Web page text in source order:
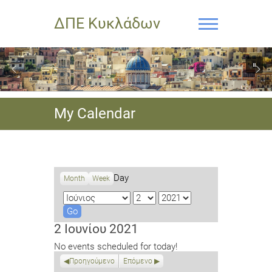
ΔΠΕ Κυκλάδων
My Calendar
Month Week Day
M
o
n
h
D
y
Y
a
2 Ιουνίου 2021
No events scheduled for today!
Προηγούμενο Επόμενο